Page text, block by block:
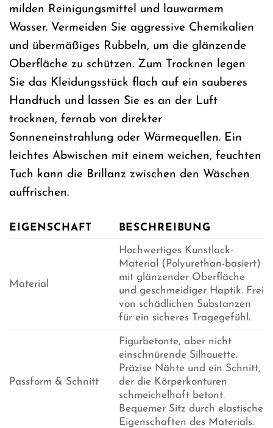
milden Reinigungsmittel und lauwarmem
Wasser. Vermeiden Sie aggressive Chemikalien
und übermäßiges Rubbeln, um die glänzende
Oberfläche zu schützen. Zum Trocknen legen
Sie das Kleidungsstück flach auf ein sauberes
Handtuch und lassen Sie es an der Luft
trocknen, fernab von direkter
Sonneneinstrahlung oder Wärmequellen. Ein
leichtes Abwischen mit einem weichen, feuchten
Tuch kann die Brillanz zwischen den Wäschen
auffrischen.
EIGENSCHAFT BESCHREIBUNG
Material
Hochwertiges Kunstlack-
Material (Polyurethan-basiert)
mit glänzender Oberfläche
und geschmeidiger Haptik. Frei
von schädlichen Substanzen
für ein sicheres Tragegefühl.
Passform & Schnitt
Figurbetonte, aber nicht
einschnürende Silhouette.
Präzise Nähte und ein Schnitt,
der die Körperkonturen
schmeichelhaft betont.
Bequemer Sitz durch elastische
Eigenschaften des Materials.